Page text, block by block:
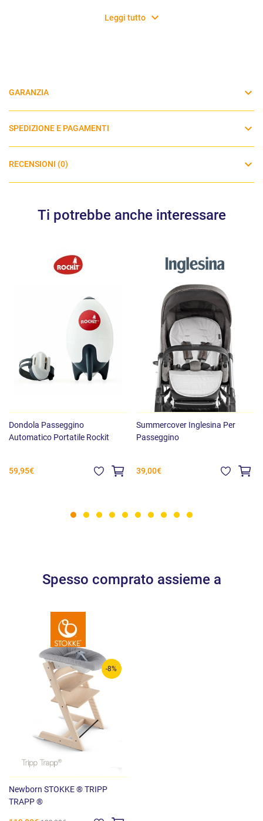
Leggi tutto
GARANZIA
SPEDIZIONE E PAGAMENTI
RECENSIONI (0)
Ti potrebbe anche interessare
Dondola Passeggino
Automatico Portatile Rockit
59,95€
Summercover Inglesina Per
Passeggino
39,00€
Spesso comprato assieme a
-8%
Newborn STOKKE ® TRIPP
TRAPP ®